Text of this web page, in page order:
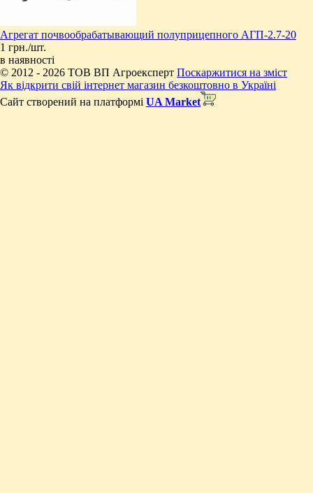
Агрегат почвообрабатывающий полуприцепного АГП-2.7-20
1 грн./шт.
в наявності
© 2012 - 2026 ТОВ ВП Агроексперт Поскаржитися на зміст
Як відкрити свій інтернет магазин безкоштовно в Україні
Сайт створений на платформі UA Market